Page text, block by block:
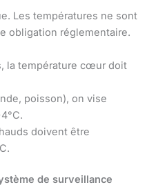
Les températures ne sont
obligation réglementaire.
la température cœur doit
poisson), on vise
doivent être
de surveillance